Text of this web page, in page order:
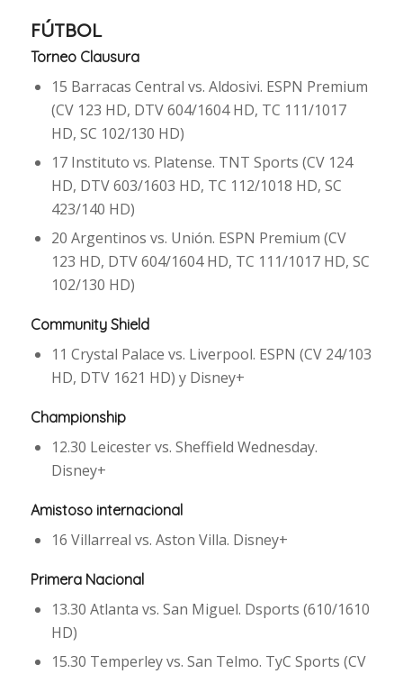
FÚTBOL
Torneo Clausura
15 Barracas Central vs. Aldosivi. ESPN Premium
(CV 123 HD, DTV 604/1604 HD, TC 111/1017
HD, SC 102/130 HD)
17 Instituto vs. Platense. TNT Sports (CV 124
HD, DTV 603/1603 HD, TC 112/1018 HD, SC
423/140 HD)
20 Argentinos vs. Unión. ESPN Premium (CV
123 HD, DTV 604/1604 HD, TC 111/1017 HD, SC
102/130 HD)
Community Shield
11 Crystal Palace vs. Liverpool. ESPN (CV 24/103
HD, DTV 1621 HD) y Disney+
Championship
12.30 Leicester vs. Sheffield Wednesday.
Disney+
Amistoso internacional
16 Villarreal vs. Aston Villa. Disney+
Primera Nacional
13.30 Atlanta vs. San Miguel. Dsports (610/1610
HD)
15.30 Temperley vs. San Telmo. TyC Sports (CV